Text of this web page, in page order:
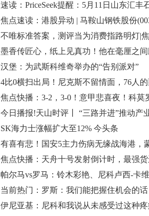
300+的球员
速读：PriceSeek提醒：5月11日山东汇丰
焦点速读：港股异动 | 马鞍山钢铁股份
绩实现盈利 机构指短期国内钢价迎利润
不唯标准答案，测评当为消费指路明灯|
墨香传匠心，纸上见真功！他在毫厘之
汉堡：为武斯科维奇举办的“告别派对”
4比0横扫出局！尼克斯不留情面，76人
焦点快播：3-2，3-0！意甲悲喜夜！科莫
胜，积分榜更新
今日播报!天山时评丨 “三路并进”推动
发“十五五”系列谈㊺
SK海力士涨幅扩大至12% 今头条
有喜有悲！国安5主力伤病无缘战海港，
息
焦点快播：天舟十号发射倒计时，最强
帕尔马vs罗马：铃木彩艳、尼科卢西-卡
马伦出战
当前热门：罗斯：我们能把握住机会的
伊尼亚基：尼科和我说从未感受过这种